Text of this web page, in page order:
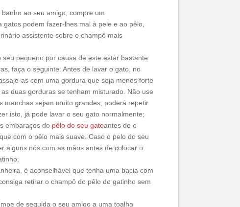
ao seu amigo, compre um
podem fazer-lhes mal à pele e ao pêlo,
assistente sobre o champô mais
pequeno por causa de este estar bastante
faça o seguinte: Antes de lavar o gato, no
as com uma gordura que seja menos forte
duas gorduras se tenham misturado. Não use
manchas sejam muito grandes, poderá repetir
isto, já pode lavar o seu gato normalmente;
embaraços do pêlo do seu gatoantes de o
com o pêlo mais suave. Caso o pelo do seu
alguns nós com as mãos antes de colocar o
é aconselhável que tenha uma bacia com
retirar o champô do pêlo do gatinho sem
de seguida o seu amigo a uma toalha